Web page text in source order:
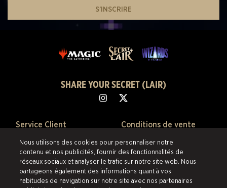
S’INSCRIRE
SHARE YOUR SECRET (LAIR)
Service Client
À Propos
Ventes Passées
Préférences de Cookies
Conditions de vente
Politique de confidentialité
Politique de remboursement
Nous utilisons des cookies pour personnaliser notre
contenu et nos publicités, fournir des fonctionnalités de
réseaux sociaux et analyser le trafic sur notre site web. Nous
partageons également des informations quant à vos
habitudes de navigation sur notre site avec nos partenaires